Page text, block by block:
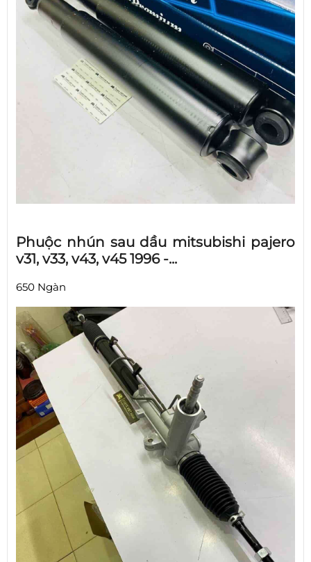
Phuộc nhún sau dầu mitsubishi pajero
v31, v33, v43, v45 1996 -...
650 Ngàn